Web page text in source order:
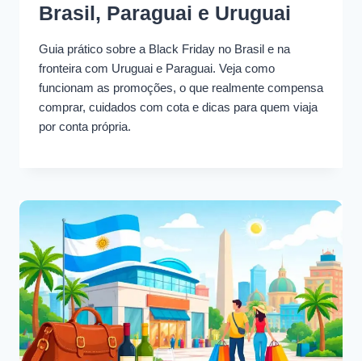
Brasil, Paraguai e Uruguai
Guia prático sobre a Black Friday no Brasil e na
fronteira com Uruguai e Paraguai. Veja como
funcionam as promoções, o que realmente compensa
comprar, cuidados com cota e dicas para quem viaja
por conta própria.